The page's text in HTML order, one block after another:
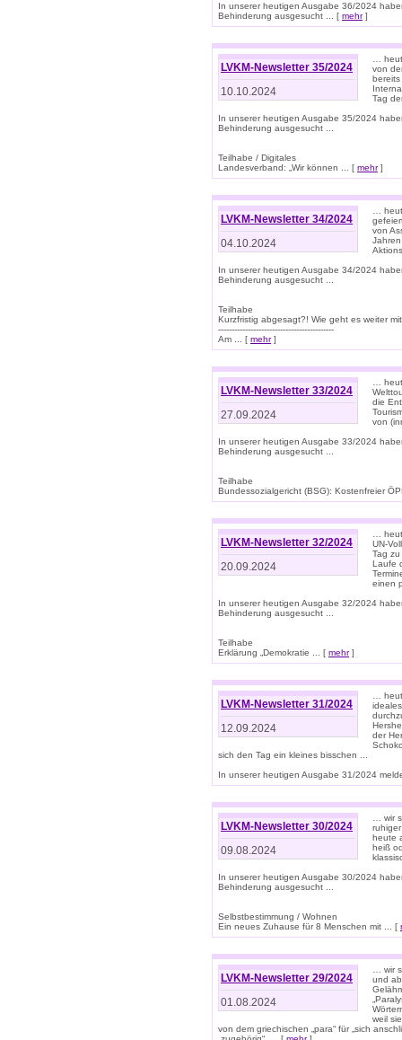
In unserer heutigen Ausgabe 36/2024
Behinderung ausgesucht ... [ mehr]
LVKM-Newsletter 35/2024
10.10.2024
…
von
bereits
Tag
In unserer heutigen Ausgabe 35/2024
Behinderung ausgesucht ...
Teilhabe / Digitales
Landesverband: „Wir können ... [ mehr]
LVKM-Newsletter 34/2024
04.10.2024
…
von
In unserer heutigen Ausgabe 34/2024
Behinderung ausgesucht ...
Teilhabe
Kurzfristig abgesagt?! Wie geht es weiter
-------------------------------------------
Am ... [ mehr]
LVKM-Newsletter 33/2024
27.09.2024
…
die
von
In unserer heutigen Ausgabe 33/2024
Behinderung ausgesucht ...
Teilhabe
Bundessozialgericht (BSG): Kostenfreier
LVKM-Newsletter 32/2024
20.09.2024
…
UN-
Tag
Laufe
einen
In unserer heutigen Ausgabe 32/2024
Behinderung ausgesucht ...
Teilhabe
Erklärung „Demokratie ... [ mehr]
LVKM-Newsletter 31/2024
12.09.2024
…
der
sich den Tag ein kleines bisschen ...
In unserer heutigen Ausgabe 31/2024
LVKM-Newsletter 30/2024
09.08.2024
… wir
heute
heiß
In unserer heutigen Ausgabe 30/2024
Behinderung ausgesucht ...
Selbstbestimmung / Wohnen
Ein neues Zuhause für 8 Menschen mit ... [
LVKM-Newsletter 29/2024
01.08.2024
… wir
und
weil
von dem griechischen „para“ für „sich